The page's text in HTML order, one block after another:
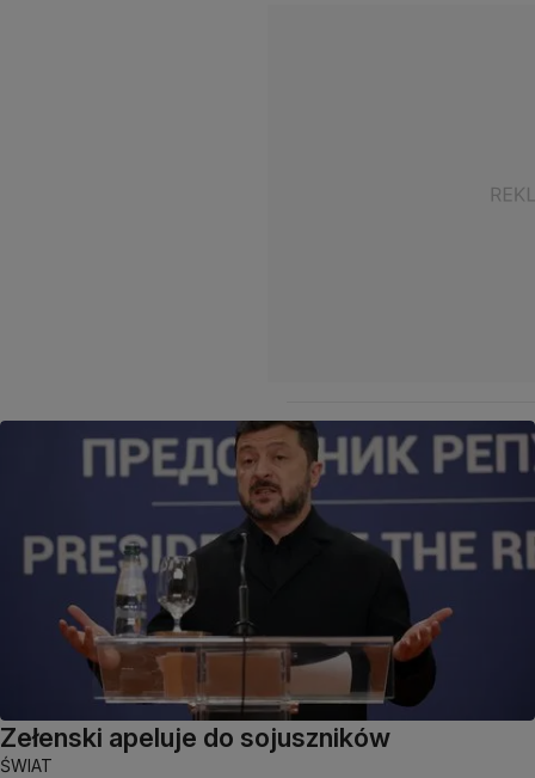
Zełenski apeluje do sojuszników
ŚWIAT